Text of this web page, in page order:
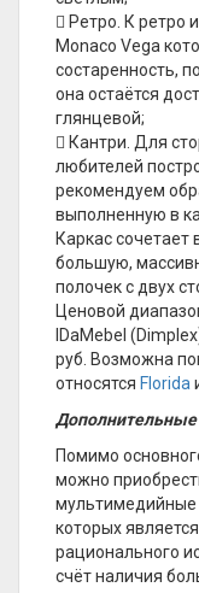
 Ретро. К ретро
Monaco Vega
состаренность,
она остаётся
глянцевой;
 Кантри. Для
любителей
рекомендуем
выполненную в
Каркас сочетает
большую,
полочек с двух
Ценовой
IDaMebel
руб. Возможна
относятся Florida
Дополнительные
Помимо
можно
мультимедийные
которых
рационального
счёт наличия